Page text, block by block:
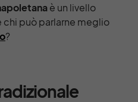
è un livello
chi può parlarne meglio
?